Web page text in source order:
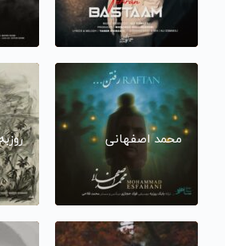
محمد اصفهانی